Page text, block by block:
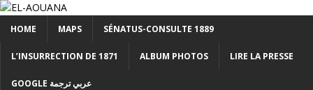
HOME MAPS SÉNATUS-CONSULTE 1889
L’INSURRECTION DE 1871 ALBUM PHOTOS LIRE LA PRESSE
GOOGLE عربي ترجمة